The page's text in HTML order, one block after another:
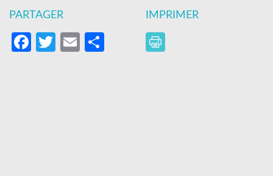
PARTAGER
Facebook
Twitter
EmailPartager
IMPRIMER